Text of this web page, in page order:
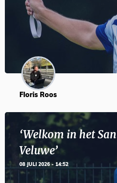
Floris Roos
‘Welkom in het
Veluwe’
08 JULI 2026 - 14:52